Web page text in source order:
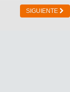
SIGUIENTE